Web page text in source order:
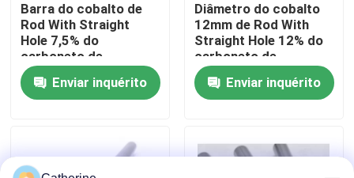
Notícia
Peça umas citações
Carboneto Ros com chanfradura
Barra do cobalto de
Rod With Straight
Hole 7,5% do
carboneto de
tungstênio do
diâmetro 6.3mm
Enviar inquérito
Diâmetro do cobalto
12mm de Rod With
Straight Hole 12% do
carboneto de
tungstênio HV1690
Enviar inquérito